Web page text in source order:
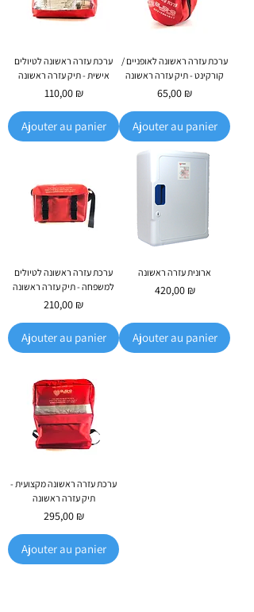
ערכת עזרה ראשונה לטיולים
אישית - תיק עזרה ראשונה
Prix
110,00 ₪
Ajouter au panier
ערכת עזרה ראשונה לאופניים /
קורקינט - תיק עזרה ראשונה
Prix
65,00 ₪
Ajouter au panier
ערכת עזרה ראשונה לטיולים
למשפחה - תיק עזרה ראשונה
Prix
210,00 ₪
Ajouter au panier
ארונית עזרה ראשונה
Prix
420,00 ₪
Ajouter au panier
ערכת עזרה ראשונה מקצועית -
תיק עזרה ראשונה
Prix
295,00 ₪
Ajouter au panier